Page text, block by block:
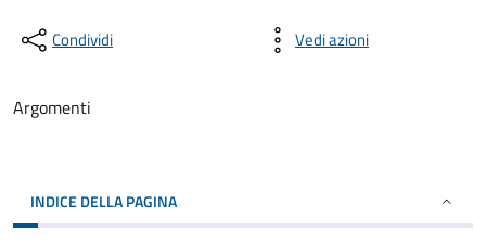
Condividi Vedi azioni
Argomenti
INDICE DELLA PAGINA